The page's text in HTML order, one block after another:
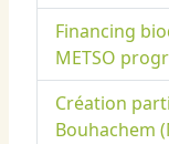
Financing
METSO
Création
Bouhachem